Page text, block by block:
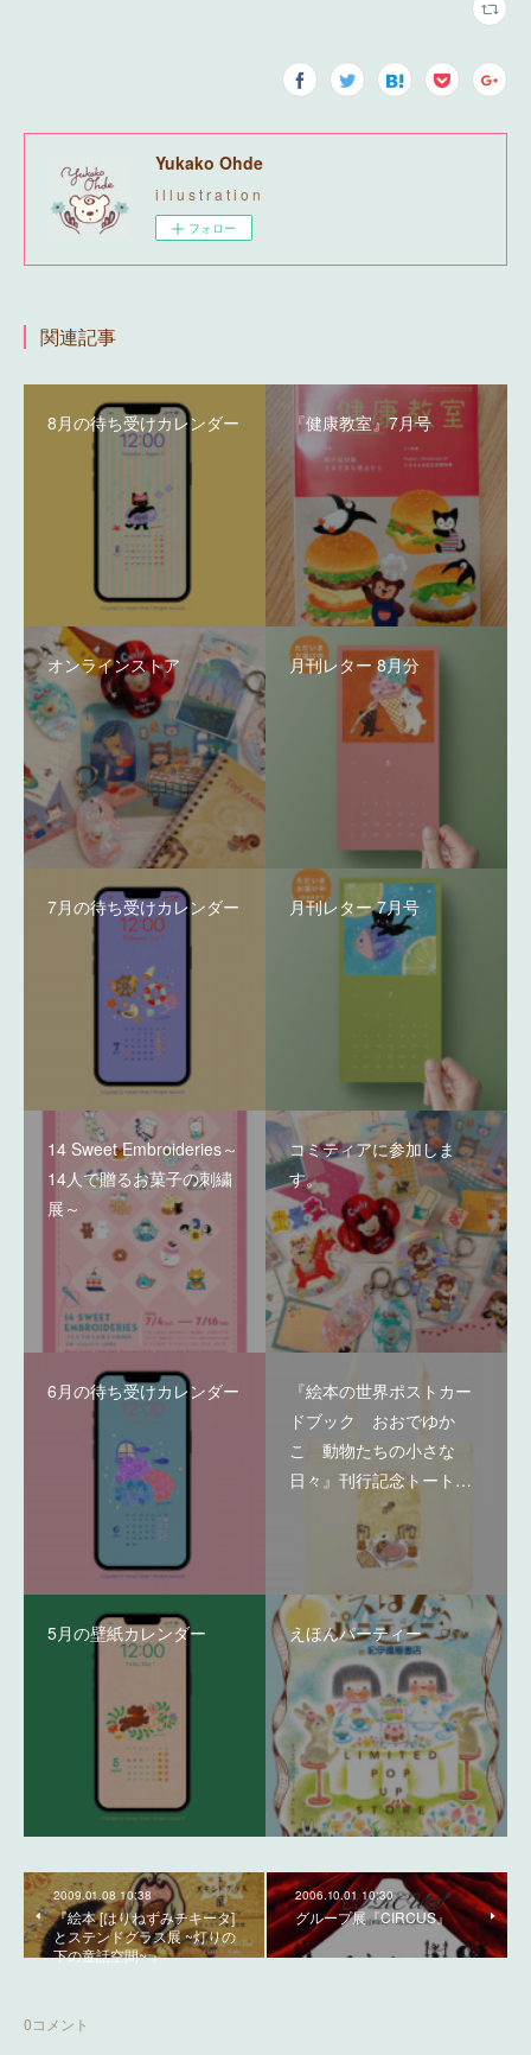
Yukako Ohde
i l l u s t r a t i o n
フォロー
関連記事
8月の待ち受けカレンダー 『健康教室』7月号
オンラインストア 月刊レター 8月分
7月の待ち受けカレンダー 月刊レター 7月号
14 Sweet Embroideries～
14人で贈るお菓子の刺繍
展～
コミティアに参加しま
す。
6月の待ち受けカレンダー
『絵本の世界ポストカー
ドブック おおでゆか
こ 動物たちの小さな
日々』刊行記念トート…
5月の壁紙カレンダー えほんパーティー
2009.01.08 10:38
『絵本 [はりねずみチキータ]
とステンドグラス展 ~灯りの
下の童話空間~ 』
2006.10.01 10:30
グループ展『CIRCUS』
0コメント